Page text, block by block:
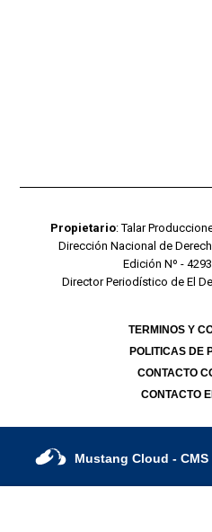
Propietario: Talar
Dirección Nacional de
Edición Nº -
Director Periodístico de El
TERMINOS Y
POLITICAS DE
CONTACTO
CONTACTO
Mustang Cloud -